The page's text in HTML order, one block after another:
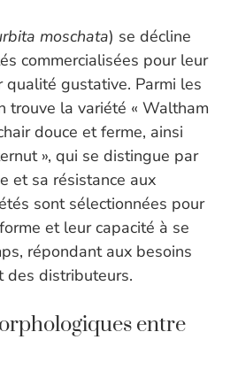
moschata) se décline
commercialisées pour leur
gustative. Parmi les
trouve la variété « Waltham
douce et ferme, ainsi
», qui se distingue par
et sa résistance aux
sont sélectionnées pour
et leur capacité à se
répondant aux besoins
des distributeurs.
entre